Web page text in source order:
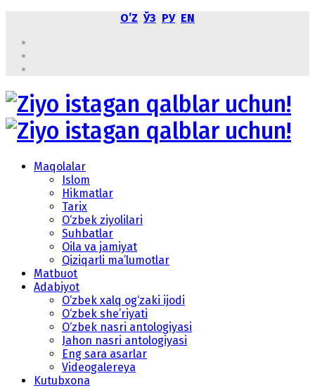
OʼZ ЎЗ РУ EN
Maqolalar
Islom
Hikmatlar
Tarix
O‘zbek ziyolilari
Suhbatlar
Oila va jamiyat
Qiziqarli ma’lumotlar
Matbuot
Adabiyot
O‘zbek xalq og‘zaki ijodi
O‘zbek she’riyati
O‘zbek nasri antologiyasi
Jahon nasri antologiyasi
Eng sara asarlar
Videogalereya
Kutubxona